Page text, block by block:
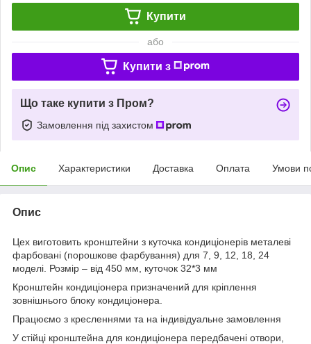
Купити
або
Купити з
Що таке купити з Пром?
Замовлення під захистом
Опис Характеристики Доставка Оплата Умови
Опис
Цех виготовить кронштейни з куточка кондиціонерів металеві
фарбовані (порошкове фарбування) для 7, 9, 12, 18, 24
моделі. Розмір – від 450 мм, куточок 32*3 мм
Кронштейн кондиціонера призначений для кріплення
зовнішнього блоку кондиціонера.
Працюємо з кресленнями та на індивідуальне замовлення
У стійці кронштейна для кондиціонера передбачені отвори,